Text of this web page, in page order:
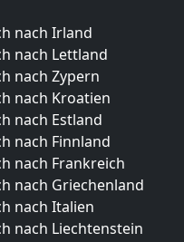
nach Irland
nach Lettland
nach Zypern
nach Kroatien
nach Estland
nach Finnland
nach Frankreich
nach Griechenland
nach Italien
nach Liechtenstein